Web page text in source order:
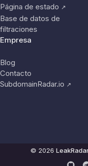
Página de estado ↗
Base de datos de
filtraciones
Empresa
Blog
Contacto
SubdomainRadar.io ↗
© 2026